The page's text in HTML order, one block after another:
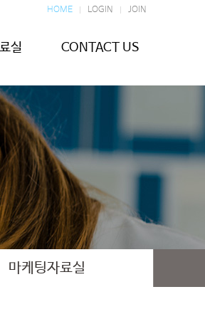
HOME LOGIN JOIN
실 CONTACT US
마케팅자료실